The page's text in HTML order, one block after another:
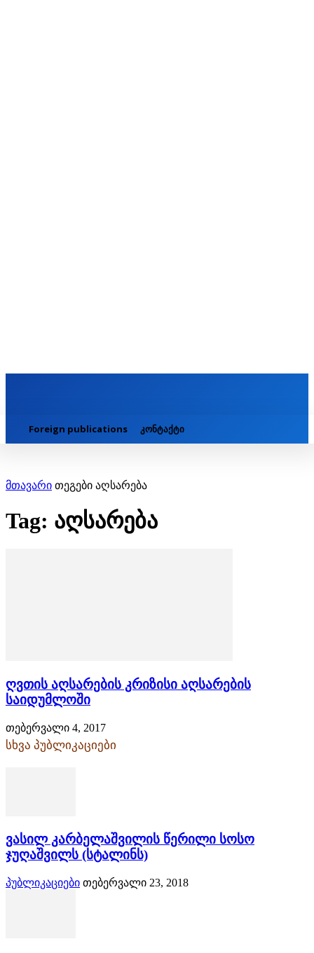
Foreign publications კონტაქტი
მთავარი თეგები აღსარება
Tag: აღსარება
ღვთის აღსარების კრიზისი აღსარების
საიდუმლოში
თებერვალი 4, 2017
სხვა პუბლიკაციები
ვასილ კარბელაშვილის წერილი სოსო
ჯუღაშვილს (სტალინს)
პუბლიკაციები თებერვალი 23, 2018